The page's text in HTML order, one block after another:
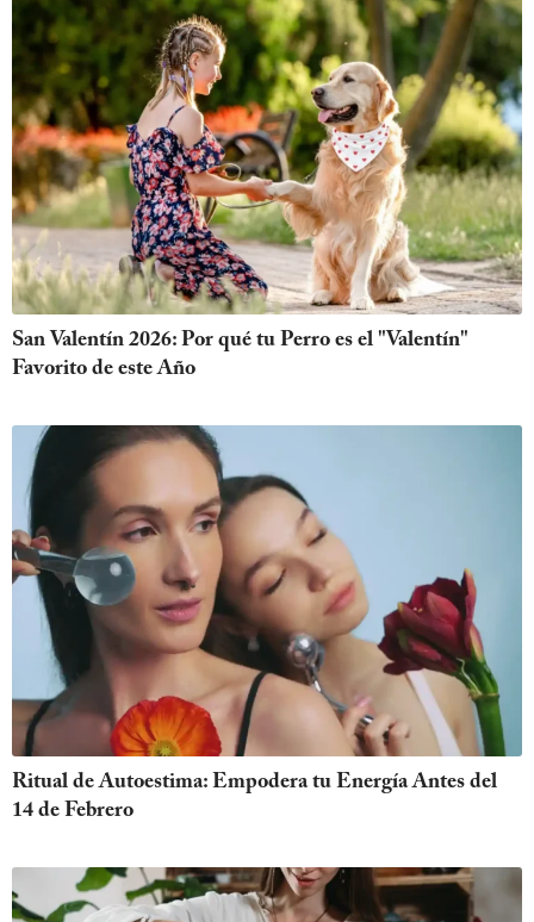
San Valentín 2026: Por qué tu Perro es el "Valentín"
Favorito de este Año
Ritual de Autoestima: Empodera tu Energía Antes del
14 de Febrero